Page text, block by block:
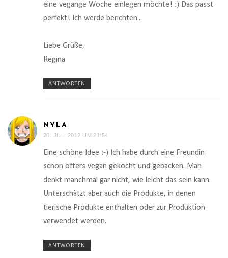
eine vegange Woche einlegen möchte! :) Das passt
perfekt! Ich werde berichten...
Liebe Grüße,
Regina
ANTWORTEN
NYLA
20. JULI 2012 UM 21:54
Eine schöne Idee :-) Ich habe durch eine Freundin
schon öfters vegan gekocht und gebacken. Man
denkt manchmal gar nicht, wie leicht das sein kann.
Unterschätzt aber auch die Produkte, in denen
tierische Produkte enthalten oder zur Produktion
verwendet werden.
ANTWORTEN